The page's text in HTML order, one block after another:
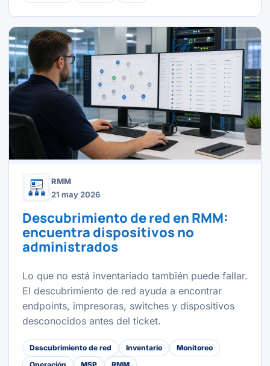
RMM
21 may 2026
Descubrimiento de red en RMM:
encuentra dispositivos no
administrados
Lo que no está inventariado también puede fallar.
El descubrimiento de red ayuda a encontrar
endpoints, impresoras, switches y dispositivos
desconocidos antes del ticket.
Descubrimiento de red Inventario
Monitoreo